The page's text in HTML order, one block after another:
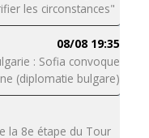
les circonstances"
08/08 19:35
: Sofia convoque
(diplomatie bulgare)
la 8e étape du Tour